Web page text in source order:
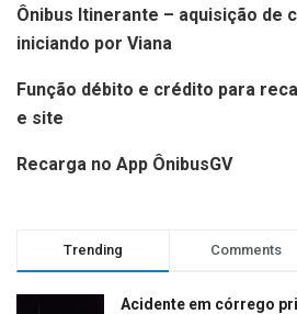
Ônibus Itinerante – aquisição de
iniciando por Viana
Função débito e crédito para
e site
Recarga no App ÔnibusGV
Trending Comments
Acidente em córrego